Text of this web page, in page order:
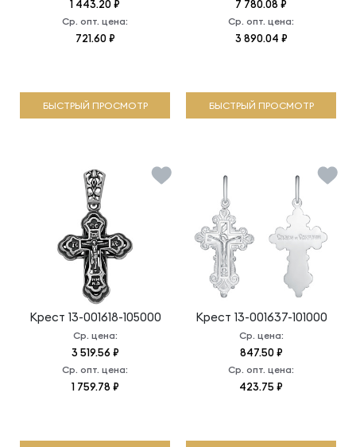
1 443.20 ₽
Ср. опт. цена:
721.60 ₽
БЫСТРЫЙ ПРОСМОТР
7 780.08 ₽
Ср. опт. цена:
3 890.04 ₽
БЫСТРЫЙ ПРОСМОТР
Крест 13-001618-105000
Ср. цена:
3 519.56 ₽
Ср. опт. цена:
1 759.78 ₽
Крест 13-001637-101000
Ср. цена:
847.50 ₽
Ср. опт. цена:
423.75 ₽